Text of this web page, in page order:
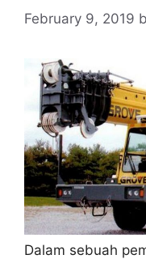
February 9, 2019
Dalam sebuah